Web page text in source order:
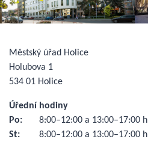
Městský úřad Holice
Holubova 1
534 01 Holice
Úřední hodiny
Po:
8:00–12:00 a 13:00–17:00 h
St:
8:00–12:00 a 13:00–17:00 h